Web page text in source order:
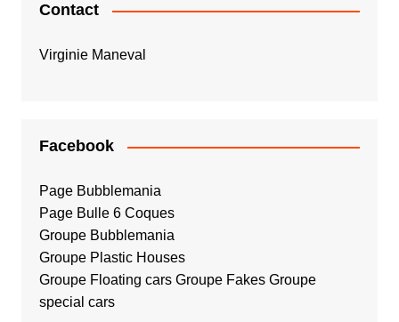
Contact
Virginie Maneval
Facebook
Page Bubblemania
Page Bulle 6 Coques
Groupe Bubblemania
Groupe Plastic Houses
Groupe Floating cars Groupe Fakes Groupe
special cars